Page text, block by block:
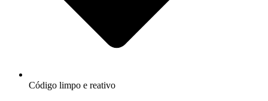
Código limpo e reativo